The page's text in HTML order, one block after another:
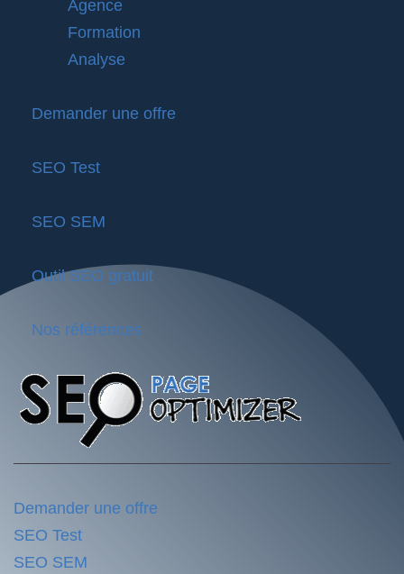
Agence
Formation
Analyse
Demander une offre
SEO Test
SEO SEM
Outil SEO gratuit
Nos références
Demander une offre
SEO Test
SEO SEM